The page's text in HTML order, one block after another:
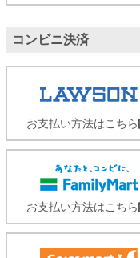
コンビニ決済
お支払い方法はこちら
お支払い方法はこちら